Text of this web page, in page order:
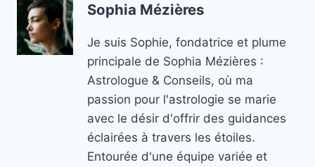
Sophia Mézières
Je suis Sophie, fondatrice et plume
principale de Sophia Mézières :
Astrologue & Conseils, où ma
passion pour l'astrologie se marie
avec le désir d'offrir des guidances
éclairées à travers les étoiles.
Entourée d'une équipe variée et